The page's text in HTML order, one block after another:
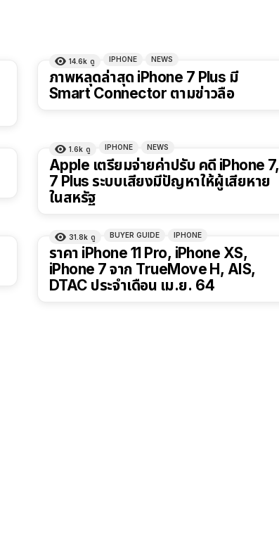
14.6k ดู IPHONE NEWS
ภาพหลุดล่าสุด iPhone 7 Plus มี
Smart Connector ตามข่าวลือ
1.6k ดู IPHONE NEWS
Apple เตรียมจ่ายค่าปรับ คดี iPhone 7,
7 Plus ระบบเสียงมีปัญหาให้ผู้เสียหาย
ในสหรัฐ
31.8k ดู BUYER GUIDE IPHONE
ราคา iPhone 11 Pro, iPhone XS,
iPhone 7 จาก TrueMove H, AIS,
DTAC ประจำเดือน เม.ย. 64